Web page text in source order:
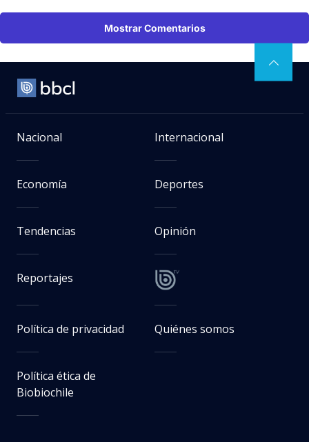
Mostrar Comentarios
Nacional Internacional
Economía Deportes
Tendencias Opinión
Reportajes
Política de privacidad Quiénes somos
Política ética de
Biobiochile